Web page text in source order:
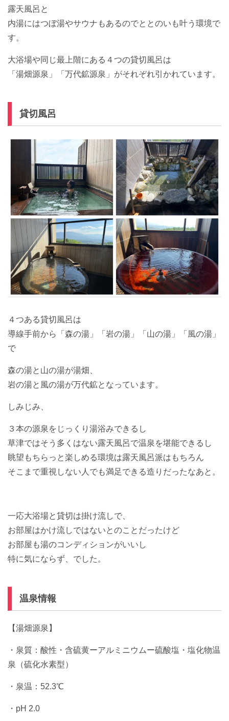
露天風呂と
内湯にはつぼ湯やサウナもあるのでととのいも叶う環境で
す。
大浴場や同じ最上階にある４つの貸切風呂は
「湯畑源泉」「万代鉱源泉」がそれぞれ引かれています。
貸切風呂
４つある貸切風呂は
導線手前から「森の湯」「岩の湯」「山の湯」「風の湯」
で
森の湯と山の湯が湯畑、
岩の湯と風の湯が万代鉱となっています。
しみじみ、
３本の源泉をじっくり湯浴みできるし
草津ではそう多くはない露天風呂で温泉を堪能できるし
眺望もちらっと楽しめる環境は露天風呂派はもちろん
そこまで重視しない人でも満足できる造りだったなあと。
一応大浴場と貸切は掛け流しで、
お部屋はかけ流しではないとのことだったけど
お部屋も湯のコンディションがいいし
特に気にならず、でした。
温泉情報
【湯畑源泉】
・泉質：酸性・含硫黄ーアルミニウムー硫酸塩・塩化物温
泉（硫化水素型）
・泉温：52.3℃
・pH 2.0